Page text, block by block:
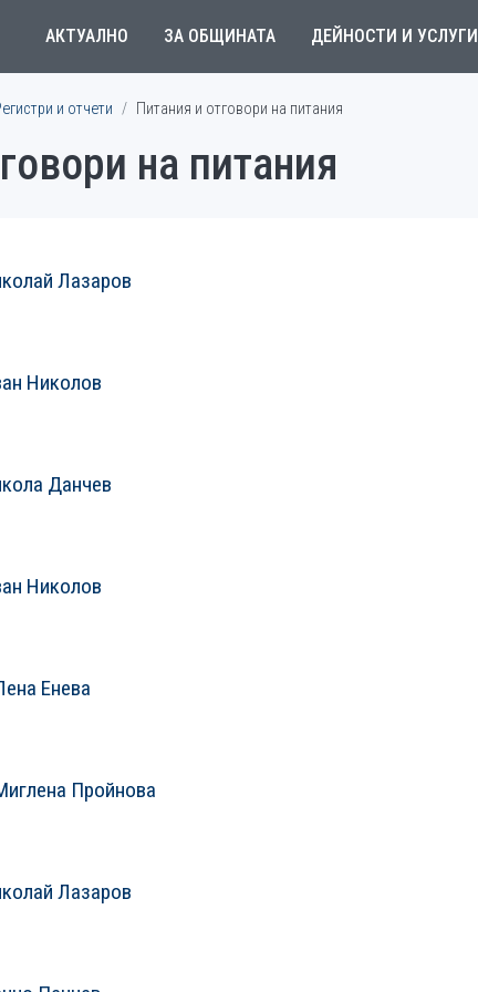
АКТУАЛНО ЗА ОБЩИНАТА ДЕЙНОСТИ И УСЛУГИ
и отчети Питания и отговори на питания
на питания
Лазаров
Николов
Данчев
Николов
Енева
Пройнова
Лазаров